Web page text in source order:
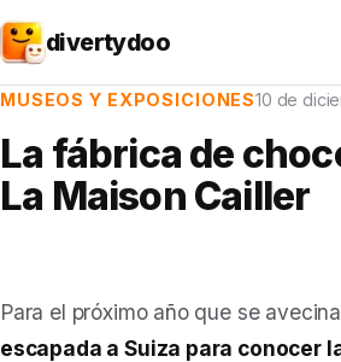
divertydoo
MUSEOS Y EXPOSICIONES10 de
La fábrica de
La Maison Cailler
Para el próximo año que se
escapada a Suiza para conocer